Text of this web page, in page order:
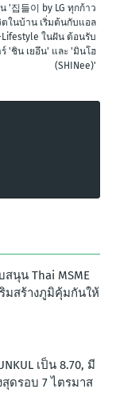
'집들이 by LG ทุกก้าว
ในบ้าน เริ่มต้นกับแอล
Lifestyle ในฝัน ต้อนรับ
'ชิน เยอึน' และ 'มินโฮ
(SHINee)'
นุน Thai MSME
ริมสร้างภูมิคุ้มกันให้
เป็น 8.70, มี
สุดรอบ 7 ไตรมาส